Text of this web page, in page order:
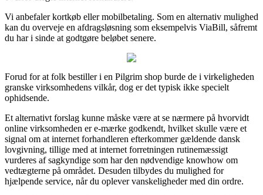
Vi anbefaler kortkøb eller mobilbetaling. Som en alternativ mulighed
kan du overveje en afdragsløsning som eksempelvis ViaBill, såfremt
du har i sinde at godtgøre beløbet senere.
Forud for at folk bestiller i en Pilgrim shop burde de i virkeligheden
granske virksomhedens vilkår, dog er det typisk ikke specielt
ophidsende.
Et alternativt forslag kunne måske være at se nærmere på hvorvidt
online virksomheden er e-mærke godkendt, hvilket skulle være et
signal om at internet forhandleren efterkommer gældende dansk
lovgivning, tillige med at internet forretningen rutinemæssigt
vurderes af sagkyndige som har den nødvendige knowhow om
vedtægterne på området. Desuden tilbydes du mulighed for
hjælpende service, når du oplever vanskeligheder med din ordre.